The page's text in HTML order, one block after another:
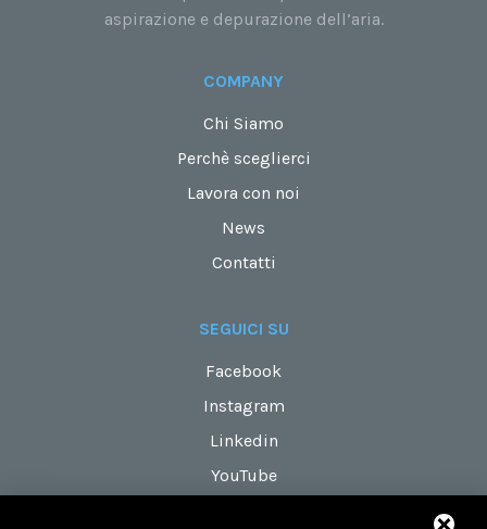
aspirazione e depurazione dell’aria.
COMPANY
Chi Siamo
Perchè sceglierci
Lavora con noi
News
Contatti
SEGUICI SU
Facebook
Instagram
Linkedin
YouTube